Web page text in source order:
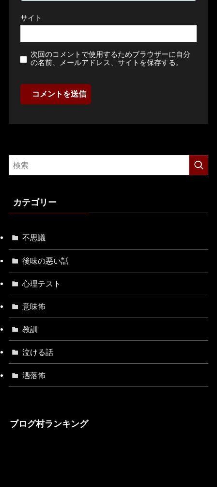
サイト
次回のコメントで使用するためブラウザーに自分
の名前、メールアドレス、サイトを保存する。
カテゴリー
不思議
後味の悪い話
心理テスト
意味怖
教訓
泣ける話
洒落怖
ブログ村ランキング